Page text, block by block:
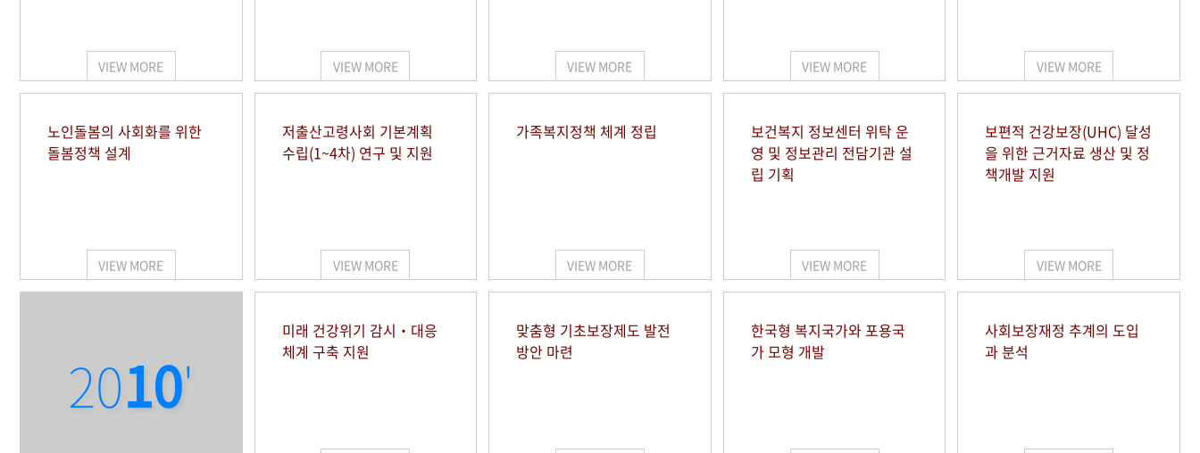
VIEW MORE VIEW MORE VIEW MORE VIEW MORE VIEW MORE
노인돌봄의 사회화를 위한
돌봄정책 설계
VIEW MORE
저출산고령사회 기본계획
수립(1~4차) 연구 및 지원
VIEW MORE
가족복지정책 체계 정립
VIEW MORE
보건복지 정보센터 위탁 운
영 및 정보관리 전담기관 설
립 기획
VIEW MORE
보편적 건강보장(UHC) 달성
을 위한 근거자료 생산 및 정
책개발 지원
VIEW MORE
2010'
미래 건강위기 감시‧대응
체계 구축 지원
맞춤형 기초보장제도 발전
방안 마련
한국형 복지국가와 포용국
가 모형 개발
사회보장재정 추계의 도입
과 분석